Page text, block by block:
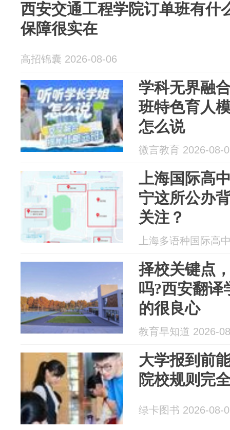
西安交通工程学院订单班有什
保障很实在
高招锦囊 2026-08-06
学科无界融
班特色育人
怎么说
微言教育 2026-08-
上海国际高
宁这所公办
关注？
上海多语种国际高
择校关键点
吗?西安翻译
的很良心
教育早知道 2026-
大学报到前
院校规则完
绿卡图书 2026-08-